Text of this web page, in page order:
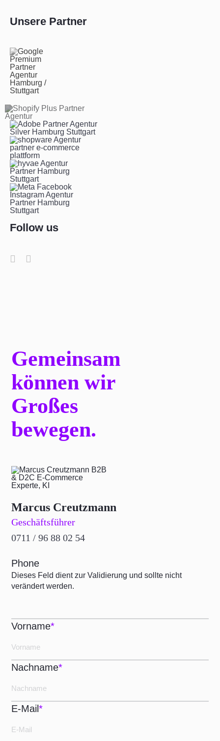
Unsere Partner
Follow us
Gemeinsam
können wir
Großes
bewegen.
Marcus Creutzmann
Geschäftsführer
0711 / 96 88 02 54
Phone
Dieses Feld dient zur Validierung und sollte nicht
verändert werden.
Vorname*
Nachname*
E-Mail*